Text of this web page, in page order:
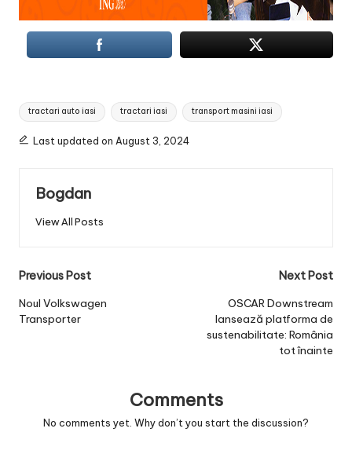
Tags:
tractari auto iasi tractari iasi transport masini iasi
Last updated on August 3, 2024
Bogdan
View All Posts
Post
navigation
Previous Post
Noul Volkswagen
Transporter
Next Post
OSCAR Downstream
lansează platforma de
sustenabilitate: România
tot înainte
Comments
No comments yet. Why don’t you start the discussion?